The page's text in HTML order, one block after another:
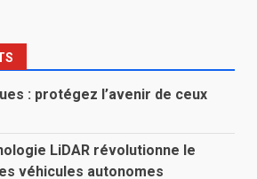
: protégez l’avenir de ceux
LiDAR révolutionne le
véhicules autonomes